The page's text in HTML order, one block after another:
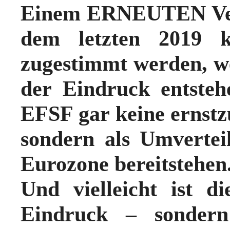
Einem ERNEUTEN
dem letzten 2019
zugestimmt werden,
der Eindruck
EFSF gar keine
sondern als
Eurozone
Und vielleicht ist
Eindruck –